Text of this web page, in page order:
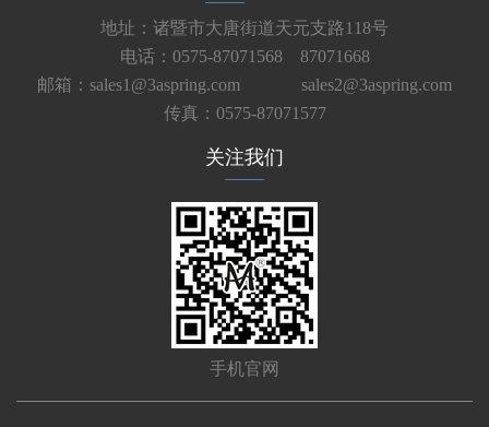
地址：诸暨市大唐街道天元支路118号
电话：0575-87071568 87071668
邮箱：sales1@3aspring.com
sales2@3aspring.com
传真：0575-87071577
关注我们
手机官网